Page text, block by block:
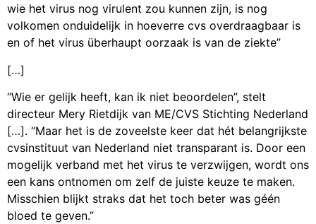
wie het virus nog virulent zou kunnen zijn, is nog
volkomen onduidelijk in hoeverre cvs overdraagbaar is
en of het virus überhaupt oorzaak is van de ziekte”
[…]
“Wie er gelijk heeft, kan ik niet beoordelen”, stelt
directeur Mery Rietdijk van ME/CVS Stichting Nederland
[…]. “Maar het is de zoveelste keer dat hét belangrijkste
cvsinstituut van Nederland niet transparant is. Door een
mogelijk verband met het virus te verzwijgen, wordt ons
een kans ontnomen om zelf de juiste keuze te maken.
Misschien blijkt straks dat het toch beter was géén
bloed te geven.”